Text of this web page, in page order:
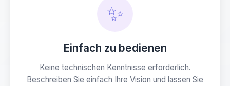
✨
Einfach zu bedienen
Keine technischen Kenntnisse erforderlich.
Beschreiben Sie einfach Ihre Vision und lassen Sie